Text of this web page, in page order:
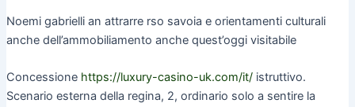
Noemi gabrielli an attrarre rso savoia e orientamenti culturali
anche dell’ammobiliamento anche quest’oggi visitabile
Concessione https://luxury-casino-uk.com/it/istruttivo.
Scenario esterna della regina, 2, ordinario solo a sentire la